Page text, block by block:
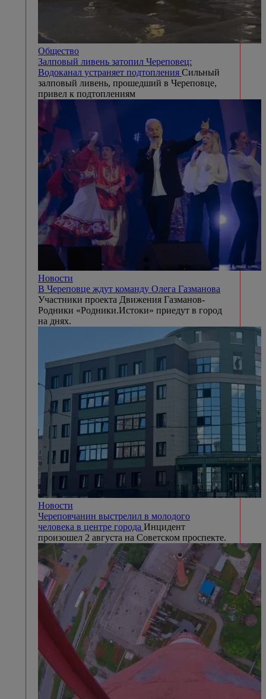
Общество
Залповый ливень затопил Череповец:
Водоканал устраняет подтопления Сильный
залповый ливень, прошедший в Череповце,
привел к подтоплениям
Новости
В Череповце ждут команду Олега Газманова
Участники проекта Движения Газманов-
Родники «Родники.Истоки» приедут в город
на днях.
Новости
Череповчанин выстрелил в молодого
человека в центре города Инцидент
произошел 2 августа на Советском проспекте.